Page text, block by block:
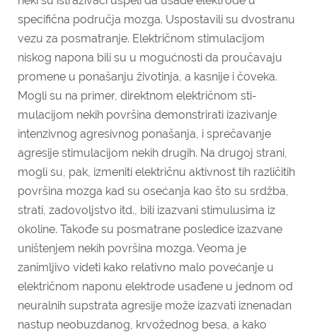
specifična područja mozga. Uspostavili su dvostranu
vezu za posmatranje. Električnom stimulacijom
niskog napona bili su u mogućnosti da proučavaju
promene u ponašanju životinja, a kasnije i čoveka.
Mogli su na primer, direktnom električnom sti­
mulacijom nekih površina demonstrirati izazivanje
intenzivnog agresivnog ponašanja, i sprečavanje
agresije stimulacijom nekih drugih. Na drugoj strani,
mogli su, pak, izmeniti električnu aktivnost tih različitih
po­vršina mozga kad su osećanja kao što su srdžba,
strati, zadovoljstvo itd., bili izazvani stimulusima iz
okoline. Takođe su posmatrane posledice izazvane
uništenjem nekih površina mozga. Veoma je
zanimljivo videti kako relativno malo povećanje u
električnom naponu elektrode usađene u jednom od
neuralnih supstrata agresije može izazvati iznenadan
nastup neobuzdanog, krvožednog besa, a kako